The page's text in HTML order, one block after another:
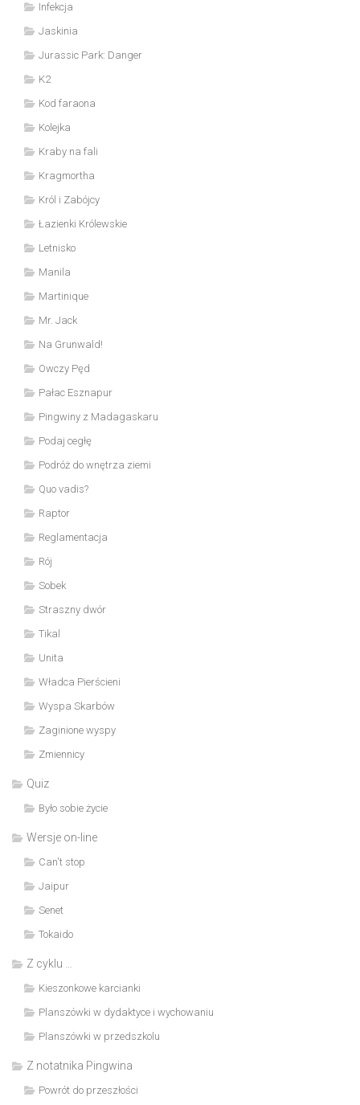
Infekcja
Jaskinia
Jurassic Park: Danger
K2
Kod faraona
Kolejka
Kraby na fali
Kragmortha
Król i Zabójcy
Łazienki Królewskie
Letnisko
Manila
Martinique
Mr. Jack
Na Grunwald!
Owczy Pęd
Pałac Esznapur
Pingwiny z Madagaskaru
Podaj cegłę
Podróż do wnętrza ziemi
Quo vadis?
Raptor
Reglamentacja
Rój
Sobek
Straszny dwór
Tikal
Unita
Władca Pierścieni
Wyspa Skarbów
Zaginione wyspy
Zmiennicy
Quiz
Było sobie życie
Wersje on-line
Can't stop
Jaipur
Senet
Tokaido
Z cyklu …
Kieszonkowe karcianki
Planszówki w dydaktyce i wychowaniu
Planszówki w przedszkolu
Z notatnika Pingwina
Powrót do przeszłości